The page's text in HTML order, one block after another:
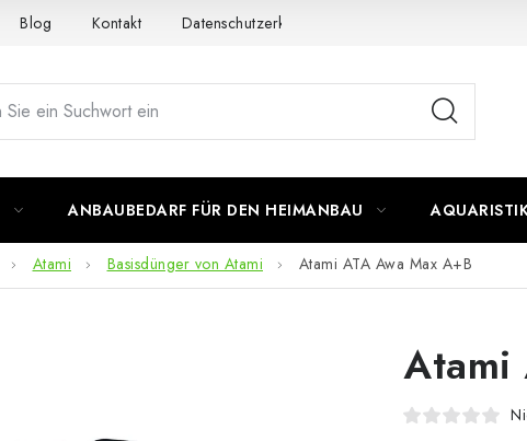
Blog Kontakt Datenschutzerklärung
ANBAUBEDARF FÜR DEN HEIMANBAU
Atami Basisdünger von Atami Atami ATA Awa Max A+B
Atami